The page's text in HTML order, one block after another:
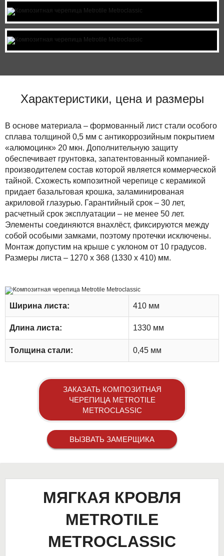
Характеристики, цена и размеры
В основе материала – формованный лист стали особого
сплава толщиной 0,5 мм с антикоррозийным покрытием
«алюмоцинк» 20 мкн. Дополнительную защиту
обеспечивает грунтовка, запатентованный компанией-
производителем состав которой является коммерческой
тайной. Схожесть композитной черепице с керамикой
придает базальтовая крошка, заламинированая
акриловой глазурью. Гарантийный срок – 30 лет,
расчетный срок эксплуатации – не менее 50 лет.
Элементы соединяются внахлёст, фиксируются между
собой особыми замками, поэтому протечки исключены.
Монтаж допустим на крыше с уклоном от 10 градусов.
Размеры листа – 1270 х 368 (1330 х 410) мм.
Ширина листа: 410 мм
Длина листа: 1330 мм
Толщина стали: 0,45 мм
ЗАКАЗАТЬ КОМПОЗИТНАЯ
ЧЕРЕПИЦА METROTILE
METROCLASSIC
ВЫЗВАТЬ ЗАМЕРЩИКА
МЯГКАЯ КРОВЛЯ
METROTILE
METROCLASSIC